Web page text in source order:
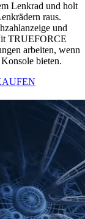
Lenkrad und holt
raus.
und
TRUEFORCE
arbeiten, wenn
bieten.